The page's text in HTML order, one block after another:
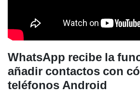
WhatsApp recibe la
añadir contactos con
teléfonos Android